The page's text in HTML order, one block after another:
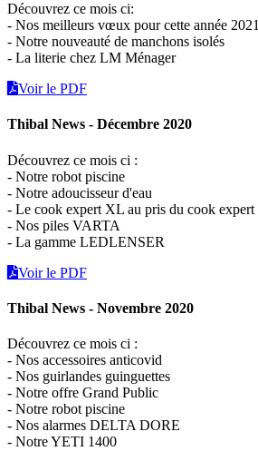
Découvrez ce mois ci:
- Nos meilleurs vœux pour cette année 2021
- Notre nouveauté de manchons isolés
- La literie chez LM Ménager
Voir le PDF
Thibal News - Décembre 2020
Découvrez ce mois ci :
- Notre robot piscine
- Notre adoucisseur d'eau
- Le cook expert XL au pris du cook expert
- Nos piles VARTA
- La gamme LEDLENSER
Voir le PDF
Thibal News - Novembre 2020
Découvrez ce mois ci :
- Nos accessoires anticovid
- Nos guirlandes guinguettes
- Notre offre Grand Public
- Notre robot piscine
- Nos alarmes DELTA DORE
- Notre YETI 1400